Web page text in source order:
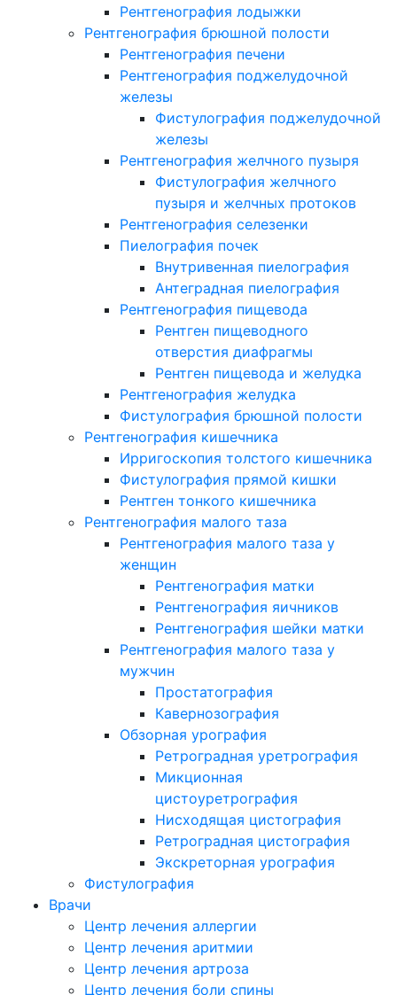
Рентгенография лодыжки
Рентгенография брюшной полости
Рентгенография печени
Рентгенография поджелудочной
железы
Фистулография поджелудочной
железы
Рентгенография желчного пузыря
Фистулография желчного
пузыря и желчных протоков
Рентгенография селезенки
Пиелография почек
Внутривенная пиелография
Антеградная пиелография
Рентгенография пищевода
Рентген пищеводного
отверстия диафрагмы
Рентген пищевода и желудка
Рентгенография желудка
Фистулография брюшной полости
Рентгенография кишечника
Ирригоскопия толстого кишечника
Фистулография прямой кишки
Рентген тонкого кишечника
Рентгенография малого таза
Рентгенография малого таза у
женщин
Рентгенография матки
Рентгенография яичников
Рентгенография шейки матки
Рентгенография малого таза у
мужчин
Простатография
Кавернозография
Обзорная урография
Ретроградная уретрография
Микционная
цистоуретрография
Нисходящая цистография
Ретроградная цистография
Экскреторная урография
Фистулография
Врачи
Центр лечения аллергии
Центр лечения аритмии
Центр лечения артроза
Центр лечения боли спины